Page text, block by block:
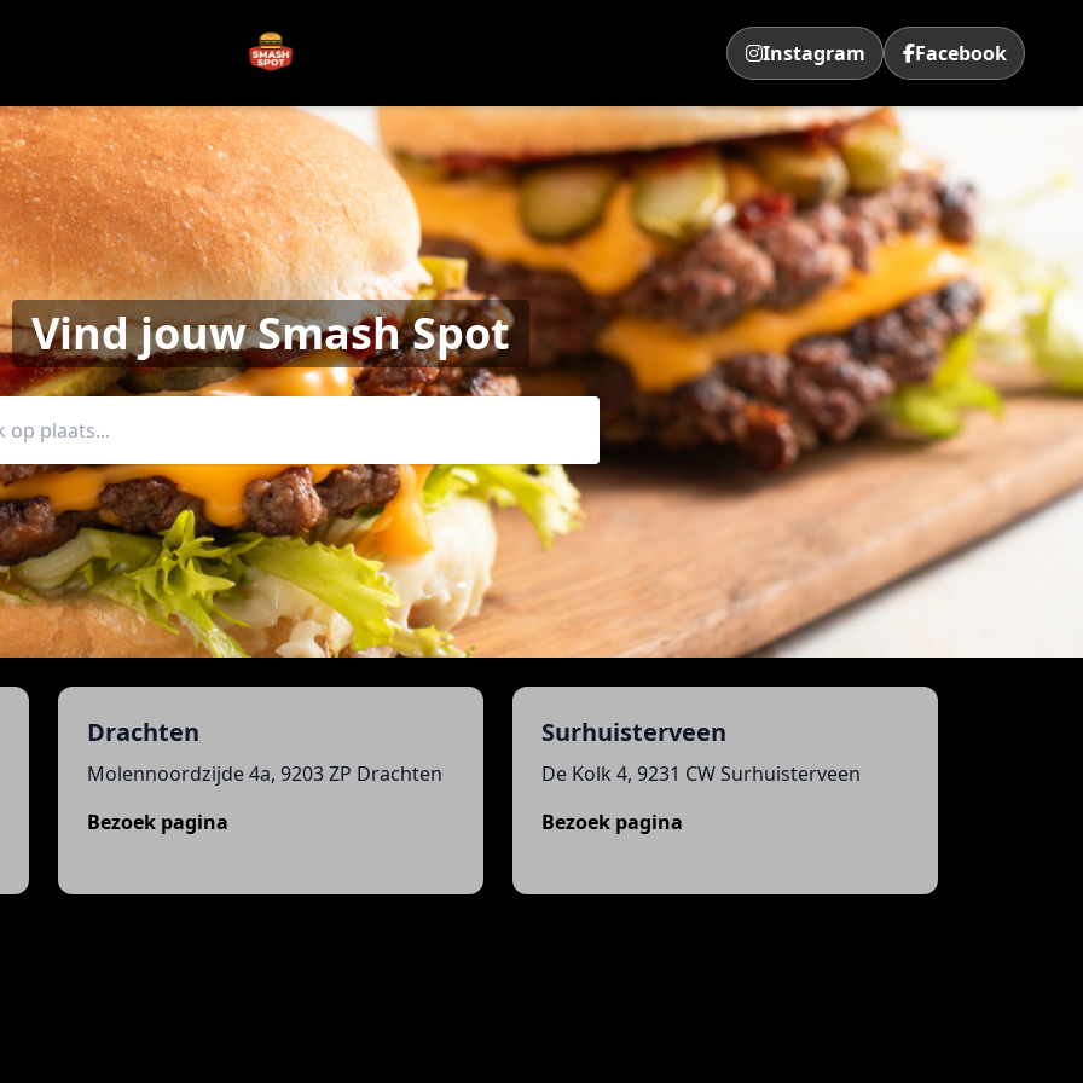
Instagram Facebook
Vind jouw Smash Spot
Drachten
Molennoordzijde 4a, 9203 ZP Drachten
Bezoek pagina
Surhuisterveen
De Kolk 4, 9231 CW Surhuisterveen
Bezoek pagina